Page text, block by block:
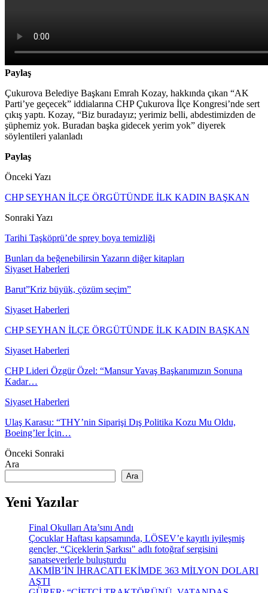
Paylaş
Çukurova Belediye Başkanı Emrah Kozay, hakkında çıkan “AK
Parti’ye geçecek” iddialarına CHP Çukurova İlçe Kongresi’nde sert
çıkış yaptı. Kozay, “Biz buradayız; yerimiz belli, abdestimizden de
şüphemiz yok. Buradan başka gidecek yerim yok” diyerek
söylentileri yalanladı
Paylaş
Önceki Yazı
CHP SEYHAN İLÇE ÖRGÜTÜNDE İLK KADIN BAŞKAN
Sonraki Yazı
Tarihi Taşköprü’de sprey boya temizliği
Bunları da beğenebilirsin Yazarın diğer kitapları
Siyaset Haberleri
Barut”Kriz büyük, çözüm seçim”
Siyaset Haberleri
CHP SEYHAN İLÇE ÖRGÜTÜNDE İLK KADIN BAŞKAN
Siyaset Haberleri
CHP Lideri Özgür Özel: “Mansur Yavaş Başkanımızın Sonuna
Kadar…
Siyaset Haberleri
Ulaş Karasu: “THY’nin Siparişi Dış Politika Kozu Mu Oldu,
Boeing’ler İçin…
Önceki Sonraki
Ara
Ara
Yeni Yazılar
Final Okulları Ata’sını Andı
Çocuklar Haftası kapsamında, LÖSEV’e kayıtlı iyileşmiş
gençler, “Çiçeklerin Şarkısı" adlı fotoğraf sergisini
sanatseverlerle buluşturdu
AKMİB’İN İHRACATI EKİMDE 363 MİLYON DOLARI
AŞTI